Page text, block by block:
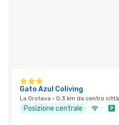
Gato Azul Coliving
La Orotava · 0,3 km da centro città
Posizione centrale